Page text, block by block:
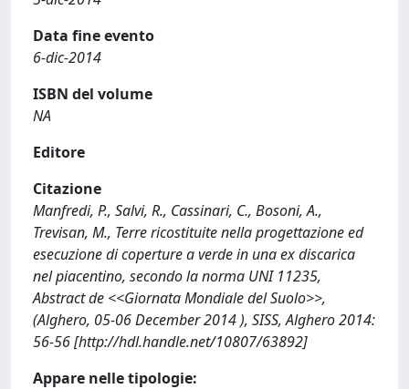
Data fine evento
6-dic-2014
ISBN del volume
NA
Editore
Citazione
Manfredi, P., Salvi, R., Cassinari, C., Bosoni, A.,
Trevisan, M., Terre ricostituite nella progettazione ed
esecuzione di coperture a verde in una ex discarica
nel piacentino, secondo la norma UNI 11235,
Abstract de <<Giornata Mondiale del Suolo>>,
(Alghero, 05-06 December 2014 ), SISS, Alghero 2014:
56-56 [http://hdl.handle.net/10807/63892]
Appare nelle tipologie: